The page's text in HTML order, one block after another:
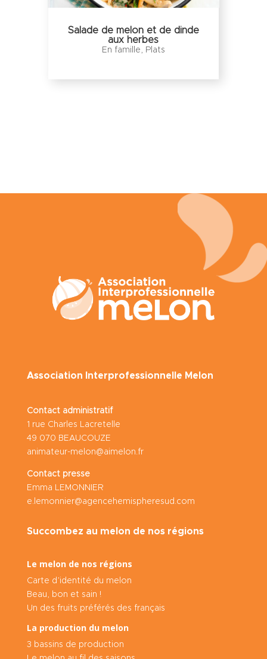
Salade de melon et de dinde
aux herbes
En famille, Plats
Association Interprofessionnelle Melon
Contact administratif
1 rue Charles Lacretelle
49 070 BEAUCOUZE
animateur-melon@aimelon.fr
Contact presse
Emma LEMONNIER
e.lemonnier@agencehemispheresud.com
Succombez au melon de nos régions
Le melon de nos régions
Carte d’identité du melon
Beau, bon et sain !
Un des fruits préférés des français
La production du melon
3 bassins de production